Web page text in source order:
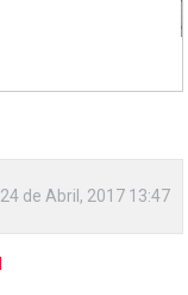
24 de Abril, 2017 13:47